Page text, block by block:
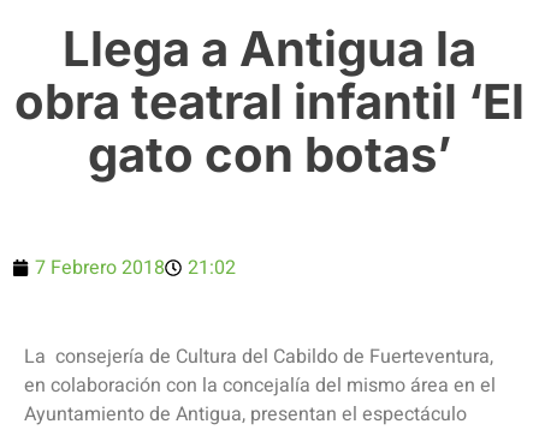
Llega a Antigua la
obra teatral infantil ‘El
gato con botas’
7 Febrero 2018 21:02
La consejería de Cultura del Cabildo de Fuerteventura,
en colaboración con la concejalía del mismo área en el
Ayuntamiento de Antigua, presentan el espectáculo